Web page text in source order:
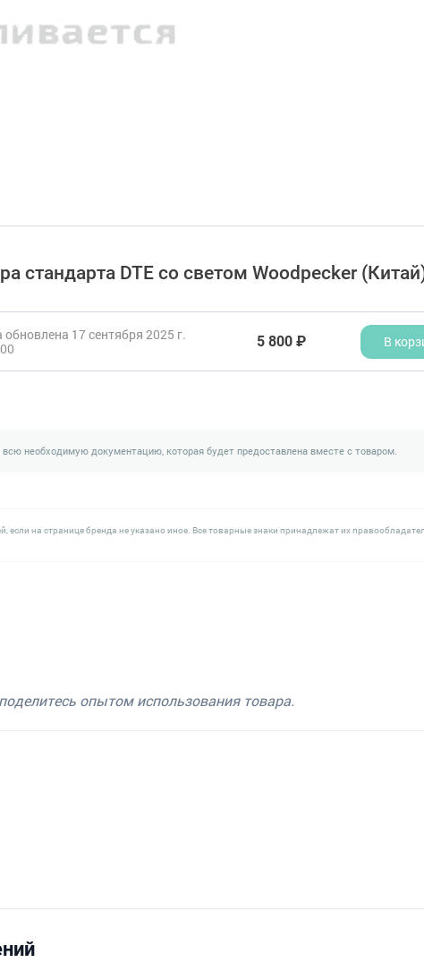
стандарта DTE со светом Woodpecker
обновлена 17 сентября 2025 г.
5 800 ₽ В
необходимую документацию, которая будет предоставлена вместе с товаром.
на странице бренда не указано иное. Все товарные знаки принадлежат их
опытом использования товара.